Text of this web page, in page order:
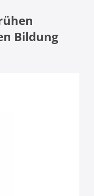
Bildung